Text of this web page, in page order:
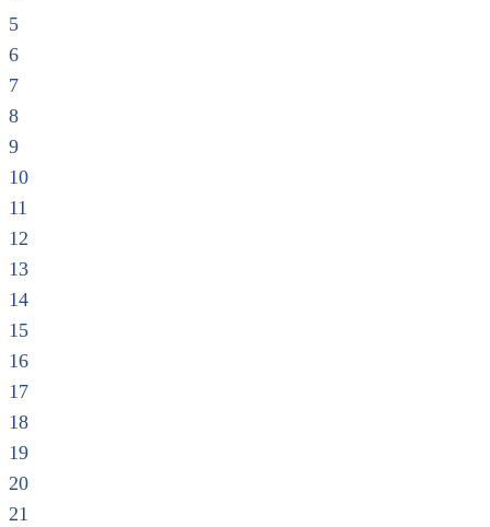
5
6
7
8
9
10
11
12
13
14
15
16
17
18
19
20
21